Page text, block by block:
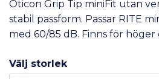
Oticon Grip Tip miniFit utan
stabil passform. Passar RITE
med 60/85 dB. Finns för höger
Välj storlek